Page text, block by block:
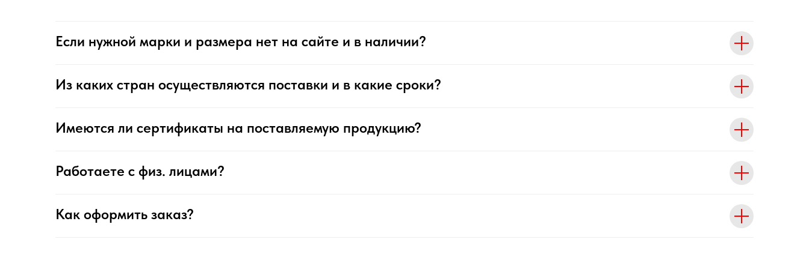
Если нужной марки и размера нет на сайте и в наличии?
Из каких стран осуществляются поставки и в какие сроки?
Имеются ли сертификаты на поставляемую продукцию?
Работаете с физ. лицами?
Как оформить заказ?